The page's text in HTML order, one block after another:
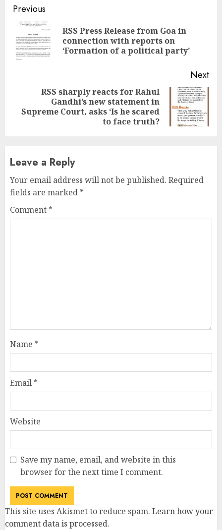
Continue
Reading
Previous
RSS Press Release from Goa in
connection with reports on
‘Formation of a political party’
Next
post:
RSS sharply reacts for Rahul
Gandhi’s new statement in
Supreme Court, asks ‘Is he scared
to face truth?
Leave a Reply
Your email address will not be published. Required
fields are marked *
Comment *
Name *
Email *
Website
Save my name, email, and website in this
browser for the next time I comment.
This site uses Akismet to reduce spam. Learn how your
comment data is processed.